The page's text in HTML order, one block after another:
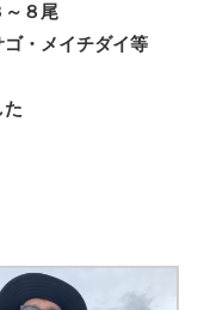
８尾
・メイチダイ等
た